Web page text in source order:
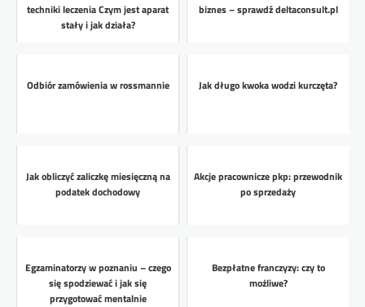
techniki leczenia Czym jest aparat
stały i jak działa?
biznes – sprawdź deltaconsult.pl
Odbiór zamówienia w rossmannie Jak długo kwoka wodzi kurczęta?
Jak obliczyć zaliczkę miesięczną na
podatek dochodowy
Akcje pracownicze pkp: przewodnik
po sprzedaży
Egzaminatorzy w poznaniu – czego
się spodziewać i jak się
przygotować mentalnie
Bezpłatne franczyzy: czy to
możliwe?